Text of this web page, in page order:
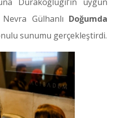
Durakoğlugil’in uygun
Gülhanlı Doğumda
sunumu gerçekleştirdi.